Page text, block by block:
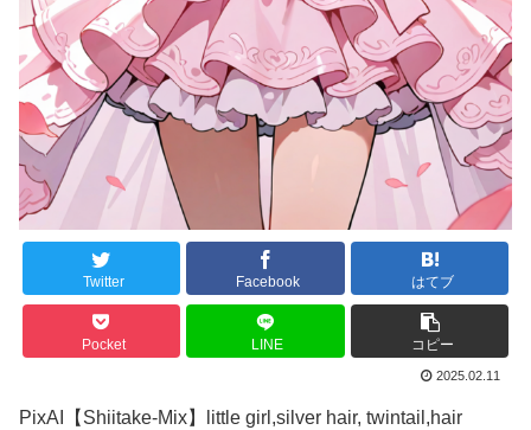
Twitter Facebook はてブ
Pocket LINE コピー
2025.02.11
PixAI【Shiitake-Mix】little girl,silver hair, twintail,hair